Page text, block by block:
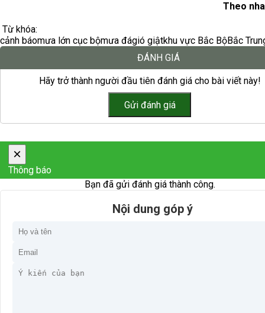
Theo
Từ khóa:
cảnh báomưa lớn cục bộmưa đágió giậtkhu vực Bắc BộBắc
ĐÁNH GIÁ
Hãy trở thành người đầu tiên đánh giá cho bài viết này!
×
Thông báo
Bạn đã gửi đánh giá thành công.
Nội dung góp ý